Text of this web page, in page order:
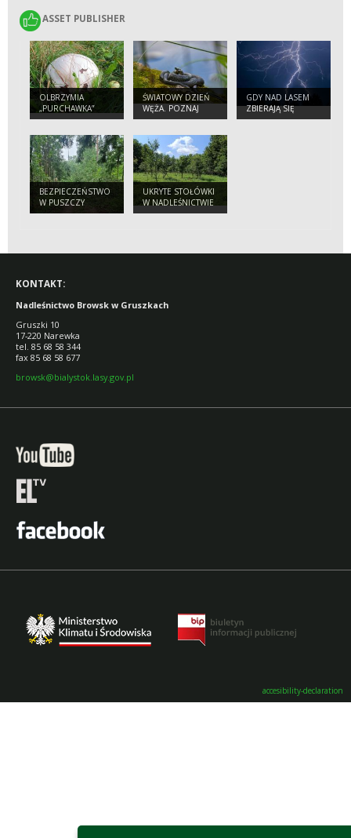
ASSET PUBLISHER
ASSET PUBLISHER
OLBRZYMIA
„PURCHAWKA”
ŚWIATOWY DZIEŃ
WĘŻA. POZNAJ
NASZYCH
SĄSIADÓW
GDY NAD LASEM
ZBIERAJĄ SIĘ
CHMURY.
BEZPIECZEŃSTWO
W PUSZCZY
BIAŁOWIESKIEJ.
UKRYTE STOŁÓWKI
W NADLEŚNICTWIE
BROWSK. SKĄD SIĘ
KONTAKT:
Nadleśnictwo Browsk w Gruszkach
Gruszki 10
17-220 Narewka
tel. 85 68 58 344
fax 85 68 58 677
browsk@bialystok.lasy.gov.pl
accesibility-declaration